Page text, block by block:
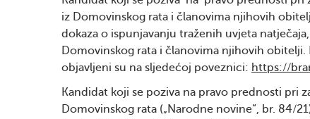
iz Domovinskog rata i članovima njihovih
dokaza o ispunjavanju traženih uvjeta
Domovinskog rata i članovima njihovih
objavljeni su na sljedećoj poveznici: https://
Kandidat koji se poziva na pravo prednosti pri
Domovinskog rata („Narodne novine“, br. 84/